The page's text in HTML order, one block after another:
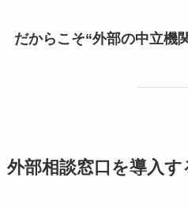
だからこそ“外部の中立機
外部相談窓口を導入す